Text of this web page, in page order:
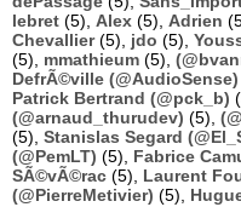
lebret (5), Alex (5), Adrien
Chevallier(5), jdo (5),
(5), mmathieum (5),
DefrÃ©ville (@AudioSense)
Patrick Bertrand (@pck_b)
(@arnaud_thurudev) (5),
(5), Stanislas Segard
(@PemLT) (5), Fabrice
SÃ©vÃ©rac (5), Laurent
(@PierreMetivier) (5),